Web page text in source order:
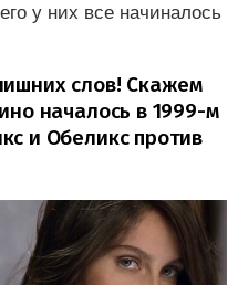
у них все начиналось
слов! Скажем
началось в 1999-м
и Обеликс против